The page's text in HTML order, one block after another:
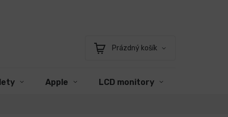
Nákupní
Prázdný košík
Apple LCD monitory